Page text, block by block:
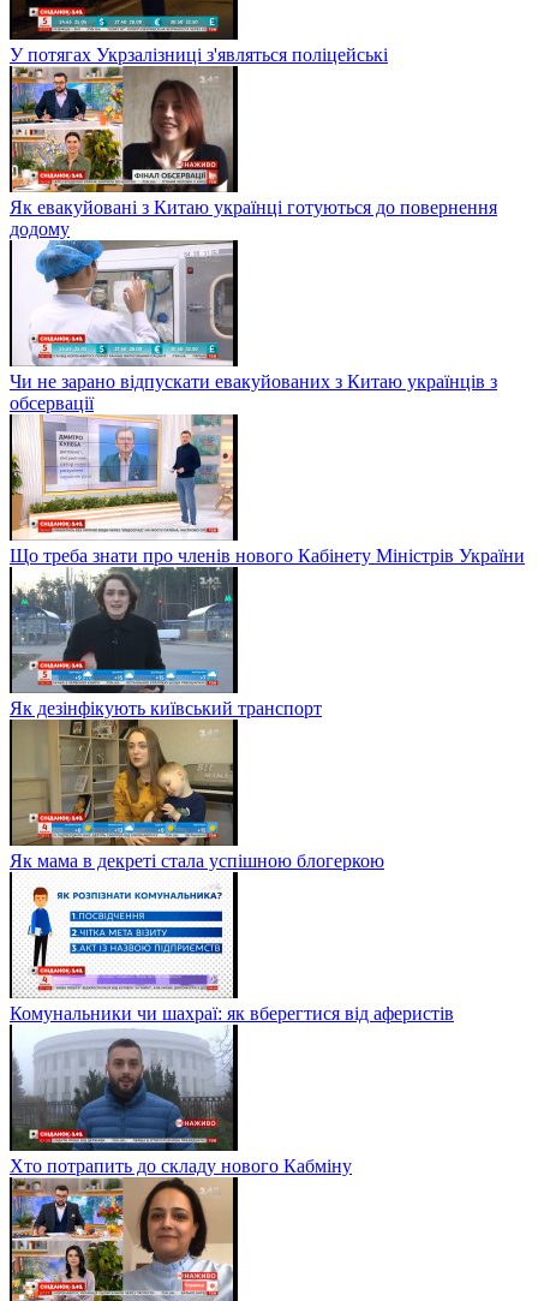
У потягах Укрзалізниці з'являться поліцейські
Як евакуйовані з Китаю українці готуються до повернення
додому
Чи не зарано відпускати евакуйованих з Китаю українців з
обсервації
Що треба знати про членів нового Кабінету Міністрів України
Як дезінфікують київський транспорт
Як мама в декреті стала успішною блогеркою
Комунальники чи шахраї: як вберегтися від аферистів
Хто потрапить до складу нового Кабміну